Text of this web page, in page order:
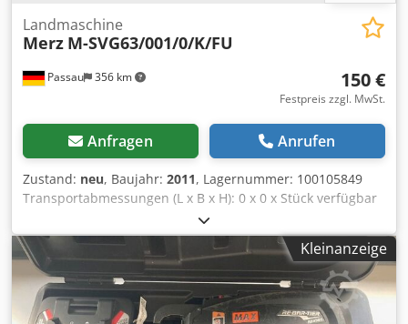
Passau 356 km
Landmaschine
Merz M-SVG63/001/0/K/FU
150 €
Festpreis zzgl. MwSt.
Anfragen Anrufen
Zustand: neu, Baujahr: 2011, Lagernummer: 100105849
Transportabmessungen (L x B x H): 0 x 0 x Stück verfügbar
Merz Verteiler M-SVG63/001/0/K/FU EQ:100105849
SerNr.:A111002995000004 BJ: 2011 Cjdpfozk Acysx Anusha
Merz Verteiler M-SVG63/001/0/K/FU EQ:100105852
SerNr.:A111002996000007 BJ: 2011 Merz Verteiler M-
SVG63/001/0/K/FU EQ: 100105853
SerNr.:A111002995000008 BJ: 2011
Kleinanzeige